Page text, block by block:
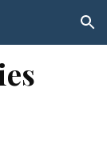
Skip to navigation